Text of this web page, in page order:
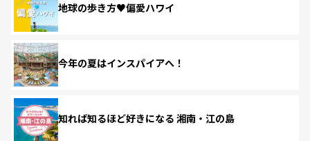
地球の歩き方♥偏愛ハワイ
今年の夏はインスパイアへ！
知れば知るほど好きになる 湘南・江の島